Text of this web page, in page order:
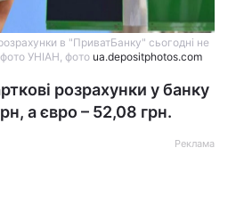
в "ПриватБанку" сьогодні не
УНІАН, фото ua.depositphotos.com
розрахунки у банку
а євро – 52,08 грн.
Реклама